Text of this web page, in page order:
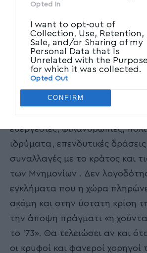
Opted In
I want to opt-out of
Collection, Use, Retention,
Sale, and/or Sharing of my
Personal Data that Is
Unrelated with the
for which it was collected.
Opted Out
CONFIRM
στο χακί είναι πολλαπλή.
μια διάστασή της:
την οικονομική πολιτική της
αντιλαμβάνεται κανείς ότι
αληθινούς πρωταγωνιστές της
κορυφαίοι της ολιγαρχίας που
ίδιοι, οι απόγονοι ή οι επίγονοί
ξεπλένουν τη βρόμικη ιστορία
ευεργεσίες, φιλανθρωπίες,
ιδρύματα, επενδυτικές δράσεις
συναλλαγές με το κράτος και
των Μνημονίων . Δεν
εγκλήματα που η χώρα
ακόμη και στην ύστατη κρίση
την άποψη πράγματι «η χούντα
το ’73». Θα τελειώσει αν και
οι κρυφοί και φανεροί χορηγοί